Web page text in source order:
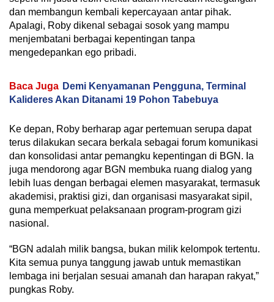
dan membangun kembali kepercayaan antar pihak.
Apalagi, Roby dikenal sebagai sosok yang mampu
menjembatani berbagai kepentingan tanpa
mengedepankan ego pribadi.
Baca Juga Demi Kenyamanan Pengguna, Terminal
Kalideres Akan Ditanami 19 Pohon Tabebuya
Ke depan, Roby berharap agar pertemuan serupa dapat
terus dilakukan secara berkala sebagai forum komunikasi
dan konsolidasi antar pemangku kepentingan di BGN. Ia
juga mendorong agar BGN membuka ruang dialog yang
lebih luas dengan berbagai elemen masyarakat, termasuk
akademisi, praktisi gizi, dan organisasi masyarakat sipil,
guna memperkuat pelaksanaan program-program gizi
nasional.
“BGN adalah milik bangsa, bukan milik kelompok tertentu.
Kita semua punya tanggung jawab untuk memastikan
lembaga ini berjalan sesuai amanah dan harapan rakyat,”
pungkas Roby.